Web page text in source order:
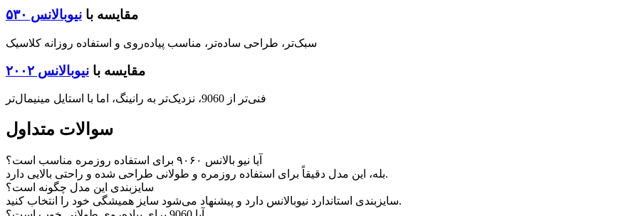
مقایسه با نیوبالانس ۵۳۰
سبک‌تر، طراحی ساده‌تر، مناسب پیاده‌روی و استفاده روزانه کلاسیک
مقایسه با نیوبالانس ۲۰۰۲
فنی‌تر از 9060، نزدیک‌تر به رانینگ، اما با استایل مینیمال‌تر
سوالات متداول
آیا نیو بالانس ۹۰۶۰ برای استفاده روزمره مناسب است؟
بله، این مدل دقیقاً برای استفاده روزمره و طولانی طراحی شده و راحتی بالایی دارد.
سایزبندی این مدل چگونه است؟
سایزبندی استاندارد نیوبالانس دارد و پیشنهاد می‌شود سایز همیشگی خود را انتخاب کنید.